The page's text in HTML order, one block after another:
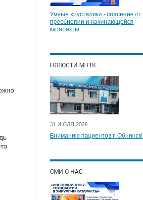
Умные хрусталики - спасение от
пресбиопии и начинающейся
катаракты
НОВОСТИ МНТК
31 ИЮЛЯ 2026
Вниманию пациентов г. Обнинск!
СМИ О НАС